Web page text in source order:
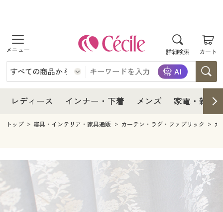
詳細検索 カート
商品を探す
レディース
レディースファッション
インナー・下着
インナー・下着通販すべて
メンズ下着
ジュニア・ティーンズ下着
メンズ
メンズファッション
メンズ下着
家電・雑貨すべて
寝具・インテリア・家具
寝具・インテリア・家具通販すべて
美容・健康
レディース インナー・下着 メンズ 家電・雑貨
レディース
レディース通販すべて
レディースファッション
インナー・下着
インナー・下着通販すべて
ジュニア・ティーンズ下着
メンズ
メンズ下着
キッチン・雑貨・日用品
寝具・インテリア・家具通販すべて
家具・収納
美容・健康
美容・健康通販すべて
制服・スクール
トップ 寝具・インテリア・家具通販 カーテン・ラグ・ファブリック カ